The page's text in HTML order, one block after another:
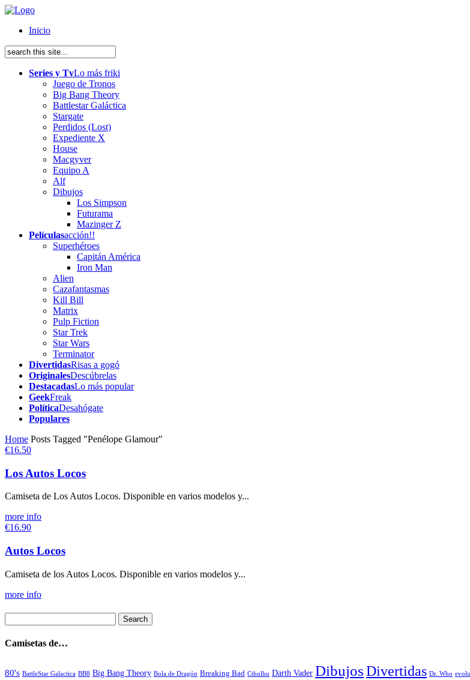
Inicio
Series y TvLo más friki
Juego de Tronos
Big Bang Theory
Battlestar Galáctica
Stargate
Perdidos (Lost)
Expediente X
House
Macgyver
Equipo A
Alf
Dibujos
Los Simpson
Futurama
Mazinger Z
Películasacción!!
Superhéroes
Capitán América
Iron Man
Alien
Cazafantasmas
Kill Bill
Matrix
Pulp Fiction
Star Trek
Star Wars
Terminator
DivertidasRisas a gogó
OriginalesDescúbrelas
DestacadasLo más popular
GeekFreak
PolíticaDesahógate
Populares
Home Posts Tagged "Penélope Glamour"
€16.50
Los Autos Locos
Camiseta de Los Autos Locos. Disponible en varios modelos y...
more info
€16.90
Autos Locos
Camiseta de los Autos Locos. Disponible en varios modelos y...
more info
Camisetas de…
80's BattleStar Galactica BB8 Big Bang Theory Bola de Dragón Breaking Bad Cthulhu Darth Vader DibujosDivertidas Dr. Who